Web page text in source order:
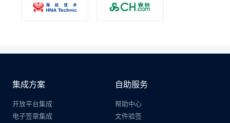
集成方案
开放平台集成
电子签章集成
自助服务
帮助中心
文件验签